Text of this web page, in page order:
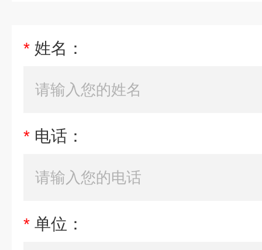
* 姓名：
* 电话：
* 单位：